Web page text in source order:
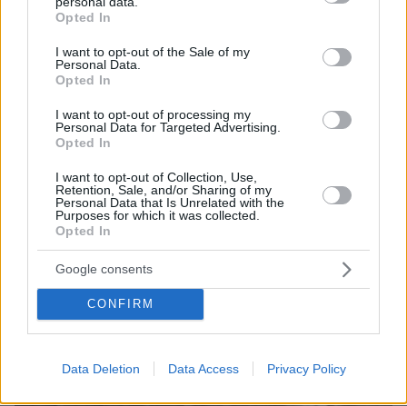
grant or deny consent to Google and its third-party tags to
use your data for below specified purposes in below Google
consent section.
Opted In
I want to opt-out of the Sale of my
Personal Data.
Opted In
I want to opt-out of processing my
Personal Data for Targeted Advertising.
Opted In
I want to opt-out of Collection, Use,
Retention, Sale, and/or Sharing of my
Personal Data that Is Unrelated with the
Purposes for which it was collected.
Opted In
Google consents
CONFIRM
Data Deletion Data Access Privacy Policy
ΤΑ ΠΙΟ ΔΗΜΟΦΙΛΗ